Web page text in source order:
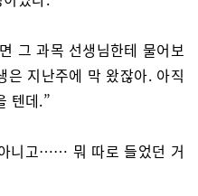
그 과목 선생님한테 물어보
은 지난주에 막 왔잖아. 아직
텐데.”
니고…… 뭐 따로 들었던 거